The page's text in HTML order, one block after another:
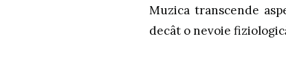
Muzica transcende
decât o nevoie